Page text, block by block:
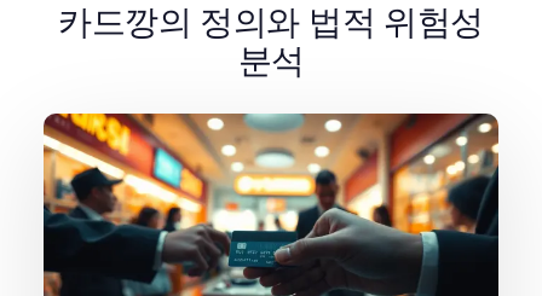
카드깡의 정의와 법적 위험성
분석